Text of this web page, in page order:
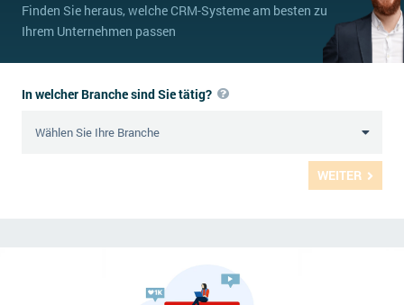
Finden Sie heraus, welche CRM-Systeme am besten zu
Ihrem Unternehmen passen
WEITER
In welcher Branche sind Sie tätig?